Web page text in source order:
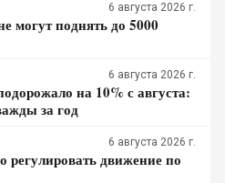
6 августа 2026 г.
могут поднять до 5000
6 августа 2026 г.
на 10% с августа:
за год
6 августа 2026 г.
регулировать движение по